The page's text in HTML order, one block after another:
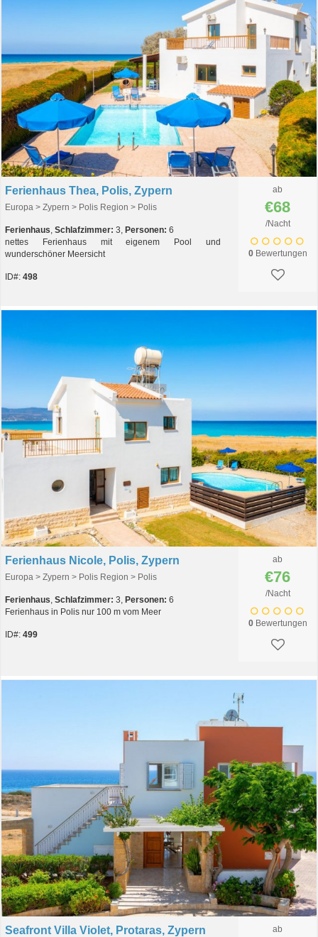
Ferienhaus Thea, Polis, Zypern
Europa > Zypern > Polis Region > Polis
Ferienhaus, Schlafzimmer: 3, Personen: 6
nettes Ferienhaus mit eigenem Pool und
wunderschöner Meersicht
ID#: 498
ab
€68
/Nacht
0Bewertungen
Ferienhaus Nicole, Polis, Zypern
Europa > Zypern > Polis Region > Polis
Ferienhaus, Schlafzimmer: 3, Personen: 6
Ferienhaus in Polis nur 100 m vom Meer
ID#: 499
ab
€76
/Nacht
0Bewertungen
Seafront Villa Violet, Protaras, Zypern ab